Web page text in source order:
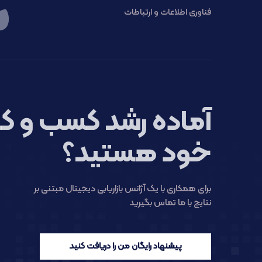
فناوری اطلاعات و ارتباطات
آماده رشد کسب و
خود هستید؟
برای همکاری با یک آژانس بازاریابی دیجیتال مبتنی بر
نتایج با ما تماس بگیرید
پیشنهاد رایگان من را دریافت کنید